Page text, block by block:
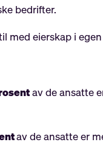
bedrifter.
med eierskap i
av de ansatte
av de ansatte er